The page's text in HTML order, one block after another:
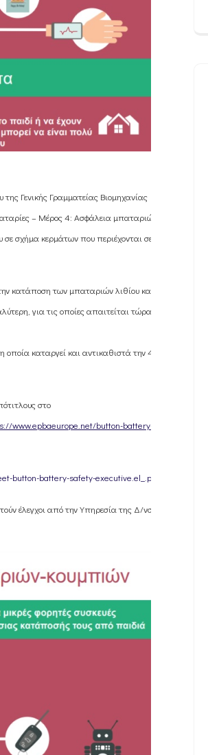
Γενικής Γραμματείας Βιομηχανίας
– Μέρος 4: Ασφάλεια μπαταριών
σχήμα κερμάτων που περιέχονται σε
κατάποση των μπαταριών λιθίου και
για τις οποίες απαιτείται τώρα
καταργεί και αντικαθιστά την 4η
στο
www.epbaeurope.net/button-battery-
button-battery-safety-executive.el_.pdf
έλεγχοι από την Υπηρεσία της Δ/νσης